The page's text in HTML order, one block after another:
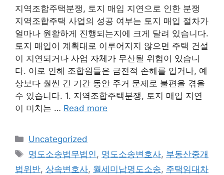
지역조합주택분쟁, 토지 매입 지연으로 인한 분쟁
지역조합주택 사업의 성공 여부는 토지 매입 절차가
얼마나 원활하게 진행되는지에 크게 달려 있습니다.
토지 매입이 계획대로 이루어지지 않으면 주택 건설
이 지연되거나 사업 자체가 무산될 위험이 있습니
다. 이로 인해 조합원들은 금전적 손해를 입거나, 예
상보다 훨씬 긴 기간 동안 주거 문제로 불편을 겪을
수 있습니다. 1. 지역조합주택분쟁, 토지 매입 지연
이 미치는 … Read more
Categories
Uncategorized
Tags
명도소송법무법인 , 명도소송변호사, 부동산중개
법위반, 상속변호사, 월세미납명도소송, 주택임대차